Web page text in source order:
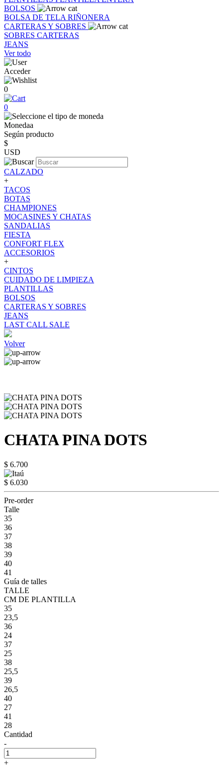
BOLSOS
BOLSA DE TELA RIÑONERA
CARTERAS Y SOBRES
SOBRES CARTERAS
JEANS
Ver todo
Acceder
0
0
Monedaa
Según producto
$
USD
CALZADO
+
TACOS
BOTAS
CHAMPIONES
MOCASINES Y CHATAS
SANDALIAS
FIESTA
CONFORT FLEX
ACCESORIOS
+
CINTOS
CUIDADO DE LIMPIEZA
PLANTILLAS
BOLSOS
CARTERAS Y SOBRES
JEANS
LAST CALL SALE
Volver
CHATA PINA DOTS
$ 6.700
$ 6.030
Pre-order
Talle
35
36
37
38
39
40
41
Guía de talles
TALLE
CM DE PLANTILLA
35
23,5
36
24
37
25
38
25,5
39
26,5
40
27
41
28
Cantidad
-
+